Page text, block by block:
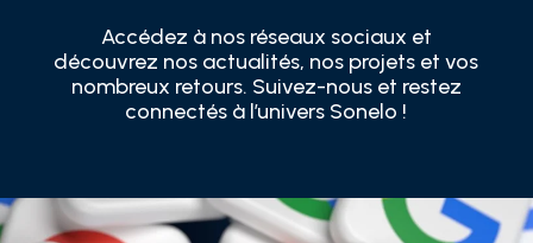
Accédez à nos réseaux sociaux et
découvrez nos actualités, nos projets et vos
nombreux retours. Suivez-nous et restez
connectés à l’univers Sonelo !